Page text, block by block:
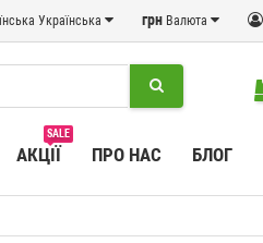
грн Валюта
Українська
SALE
АКЦІЇ ПРО НАС БЛОГ